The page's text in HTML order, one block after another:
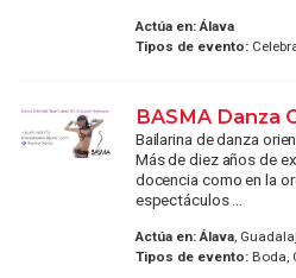
Actúa en: Álava
Tipos de evento:
BASMA Danza
Bailarina de danza
Más de diez años de
docencia como en la
espectáculos ...
Actúa en: Álava,
Tipos de evento:Boda,